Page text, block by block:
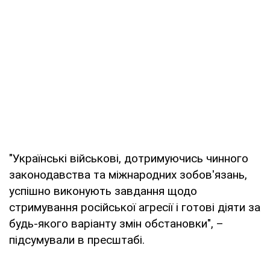
"Українські військові, дотримуючись чинного
законодавства та міжнародних зобов'язань,
успішно виконують завдання щодо
стримування російської агресії і готові діяти за
будь-якого варіанту змін обстановки", –
підсумували в пресштабі.